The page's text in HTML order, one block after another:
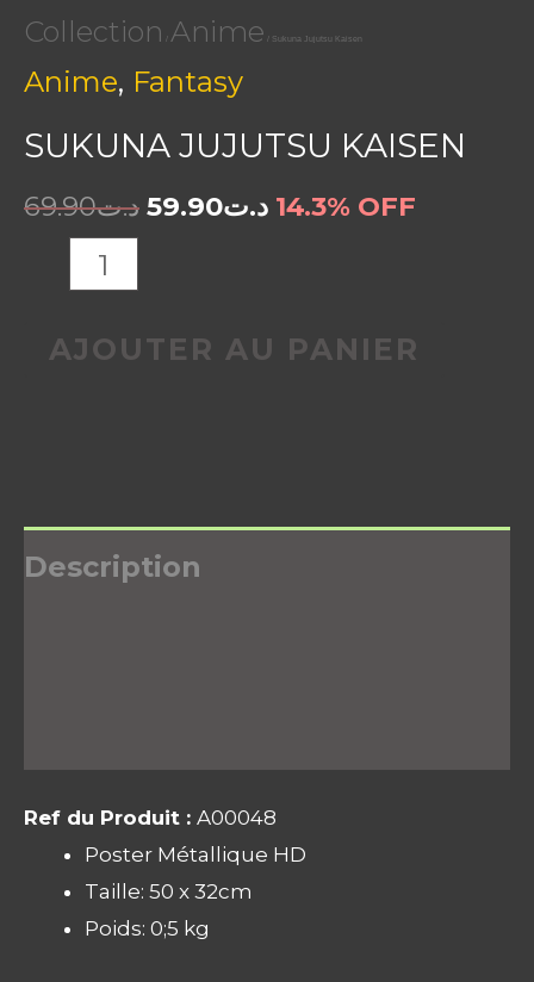
Collection / Anime / Sukuna Jujutsu Kaisen
Anime, Fantasy
SUKUNA JUJUTSU KAISEN
د.ت69.90 د.ت59.90 14.3% OFF
AJOUTER AU PANIER
Description
Ref du Produit : A00048
Poster Métallique HD
Taille: 50 x 32cm
Poids: 0;5 kg